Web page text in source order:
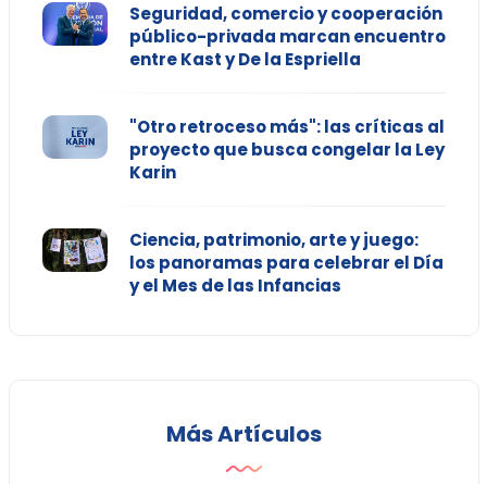
Seguridad, comercio y cooperación
público-privada marcan encuentro
entre Kast y De la Espriella
"Otro retroceso más": las críticas al
proyecto que busca congelar la Ley
Karin
Ciencia, patrimonio, arte y juego:
los panoramas para celebrar el Día
y el Mes de las Infancias
Más Artículos